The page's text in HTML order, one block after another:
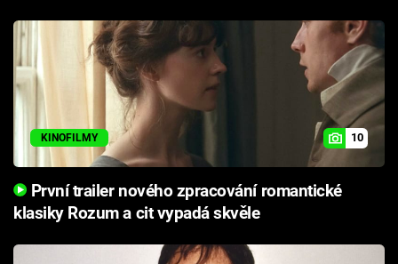
KINOFILMY 10
První trailer nového zpracování romantické
klasiky Rozum a cit vypadá skvěle